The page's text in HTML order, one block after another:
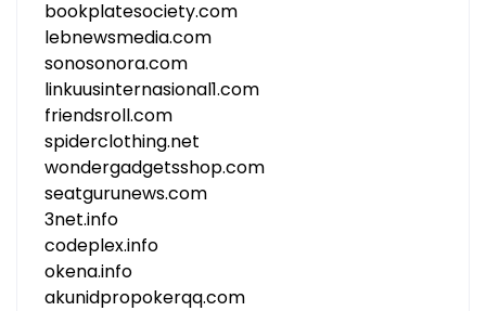
bookplatesociety.com
lebnewsmedia.com
sonosonora.com
linkuusinternasional1.com
friendsroll.com
spiderclothing.net
wondergadgetsshop.com
seatgurunews.com
3net.info
codeplex.info
okena.info
akunidpropokerqq.com